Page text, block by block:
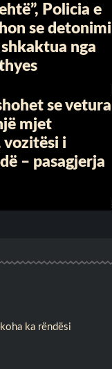
Policia e
se detonimi
nga
se vetura
mjet
vozitësi i
– pasagjerja
ka rëndësi